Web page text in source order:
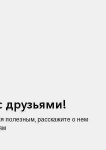
друзьями!
полезным, расскажите о нем